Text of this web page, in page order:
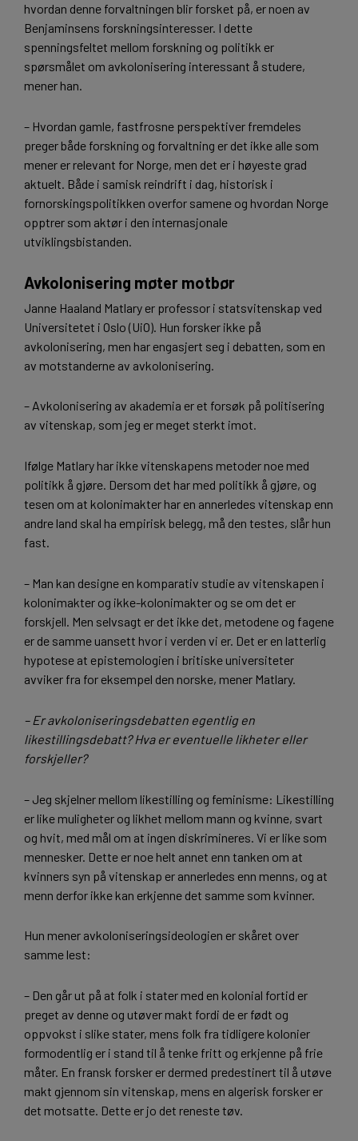
hvordan denne forvaltningen blir forsket på, er noen av
Benjaminsens forskningsinteresser. I dette
spenningsfeltet mellom forskning og politikk er
spørsmålet om avkolonisering interessant å studere,
mener han.
– Hvordan gamle, fastfrosne perspektiver fremdeles
preger både forskning og forvaltning er det ikke alle som
mener er relevant for Norge, men det er i høyeste grad
aktuelt. Både i samisk reindrift i dag, historisk i
fornorskingspolitikken overfor samene og hvordan Norge
opptrer som aktør i den internasjonale
utviklingsbistanden.
Avkolonisering møter motbør
Janne Haaland Matlary er professor i statsvitenskap ved
Universitetet i Oslo (UiO). Hun forsker ikke på
avkolonisering, men har engasjert seg i debatten, som en
av motstanderne av avkolonisering.
– Avkolonisering av akademia er et forsøk på politisering
av vitenskap, som jeg er meget sterkt imot.
Ifølge Matlary har ikke vitenskapens metoder noe med
politikk å gjøre. Dersom det har med politikk å gjøre, og
tesen om at kolonimakter har en annerledes vitenskap enn
andre land skal ha empirisk belegg, må den testes, slår hun
fast.
– Man kan designe en komparativ studie av vitenskapen i
kolonimakter og ikke-kolonimakter og se om det er
forskjell. Men selvsagt er det ikke det, metodene og fagene
er de samme uansett hvor i verden vi er. Det er en latterlig
hypotese at epistemologien i britiske universiteter
avviker fra for eksempel den norske, mener Matlary.
– Er avkoloniseringsdebatten egentlig en
likestillingsdebatt? Hva er eventuelle likheter eller
forskjeller?
– Jeg skjelner mellom likestilling og feminisme: Likestilling
er like muligheter og likhet mellom mann og kvinne, svart
og hvit, med mål om at ingen diskrimineres. Vi er like som
mennesker. Dette er noe helt annet enn tanken om at
kvinners syn på vitenskap er annerledes enn menns, og at
menn derfor ikke kan erkjenne det samme som kvinner.
Hun mener avkoloniseringsideologien er skåret over
samme lest:
– Den går ut på at folk i stater med en kolonial fortid er
preget av denne og utøver makt fordi de er født og
oppvokst i slike stater, mens folk fra tidligere kolonier
formodentlig er i stand til å tenke fritt og erkjenne på frie
måter. En fransk forsker er dermed predestinert til å utøve
makt gjennom sin vitenskap, mens en algerisk forsker er
det motsatte. Dette er jo det reneste tøv.